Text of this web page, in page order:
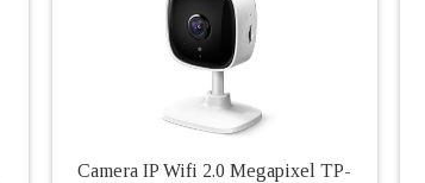
Camera IP Wifi 2.0 Megapixel TP-